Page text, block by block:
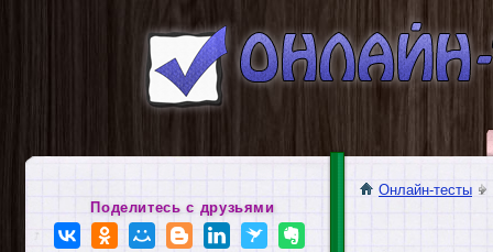
Онлайн-тесты
Поделитесь с друзьями